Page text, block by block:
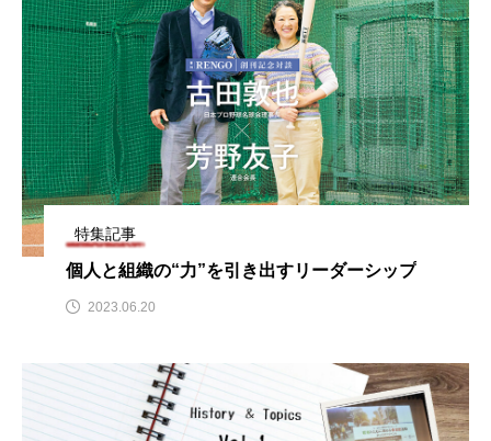
特集記事
個人と組織の“力”を引き出すリーダーシップ
2023.06.20